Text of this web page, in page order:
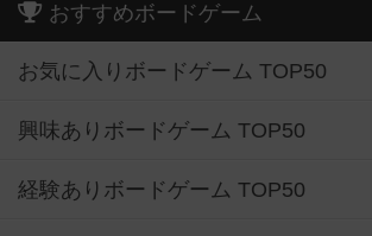
おすすめボードゲーム
お気に入りボードゲーム TOP50
興味ありボードゲーム TOP50
経験ありボードゲーム TOP50